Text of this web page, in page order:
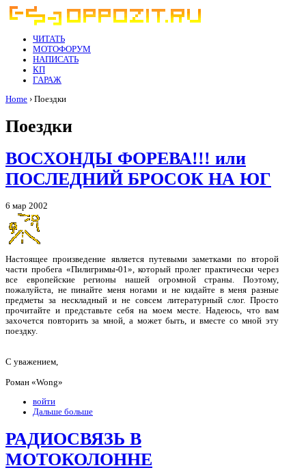
ЧИТАТЬ
МОТОФОРУМ
НАПИСАТЬ
КП
ГАРАЖ
Home › Поездки
Поездки
ВОСХОНДЫ ФОРЕВА!!! или
ПОСЛЕДНИЙ БРОСОК НА ЮГ
6 мар 2002
Настоящее произведение является путевыми заметками по второй
части пробега «Пилигримы-01», который пролег практически через
все европейские регионы нашей огромной страны. Поэтому,
пожалуйста, не пинайте меня ногами и не кидайте в меня разные
предметы за нескладный и не совсем литературный слог. Просто
прочитайте и представьте себя на моем месте. Надеюсь, что вам
захочется повторить за мной, а может быть, и вместе со мной эту
поездку.
С уважением,
Роман «Wong»
войти
Дальше больше
РАДИОСВЯЗЬ В
МОТОКОЛОННЕ